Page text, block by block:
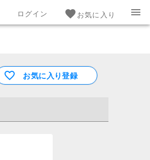
ログイン お気に入り
お気に入り登録